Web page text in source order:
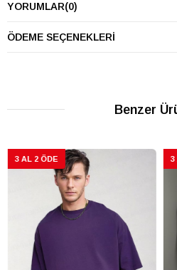
YORUMLAR(0)
ÖDEME SEÇENEKLERI
Benzer
3 AL 2 ÖDE 3 AL